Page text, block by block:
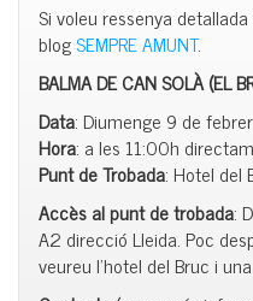
Si voleu ressenya
blogSEMPRE AMUNT.
BALMA DE CAN SOLÀ (EL
Data: Diumenge 9 de
Hora: a les 11:00h
Punt de Trobada: Hotel del
Accès al punt de trobada:
A2 direcció Lleida. Poc
veureu l’hotel del Bruc i